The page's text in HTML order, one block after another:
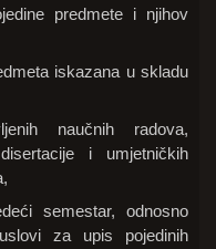
predmete i njihov
iskazana u skladu
naučnih radova,
i umjetničkih
semestar, odnosno
za upis pojedinih